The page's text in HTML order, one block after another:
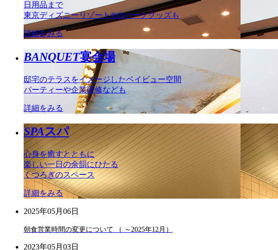
日用品まで
東京ディズニーリゾート®のパークグッズも
詳細をみる
BANQUET宴会場
邸宅のテラスをイメージしたベイビュー空間
パーティーや企業研修なども
詳細をみる
SPAスパ
心身を癒すとともに
楽しい一日の余韻にひたる
くつろぎのスペース
詳細をみる
2025年05月06日
朝食営業時間の変更について （ ～2025年12月）
2023年05月03日